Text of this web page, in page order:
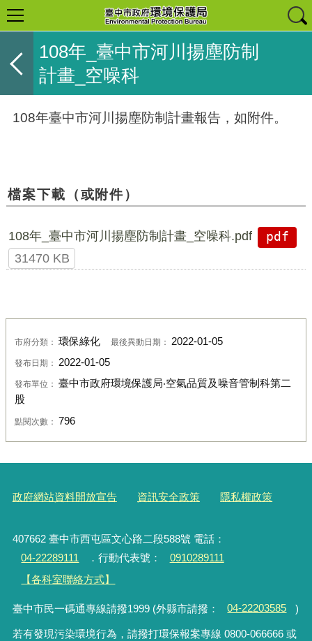
108年_臺中市河川揚塵防制
計畫_空噪科
108年臺中市河川揚塵防制計畫報告，如附件。
檔案下載（或附件）
108年_臺中市河川揚塵防制計畫_空噪科.pdf
pdf
31470 KB
市府分類： 環保綠化 最後異動日期： 2022-01-05
發布日期： 2022-01-05
發布單位： 臺中市政府環境保護局‧空氣品質及噪音管制科第二
股
點閱次數： 796
政府網站資料開放宣告 資訊安全政策 隱私權政策
407662 臺中市西屯區文心路二段588號 電話：
04-22289111
．行動代表號：
0910289111
【各科室聯絡方式】
臺中市民一碼通專線請撥1999 (外縣市請撥： 04-22203585 )
若有發現污染環境行為，請撥打環保報案專線 0800-066666 或